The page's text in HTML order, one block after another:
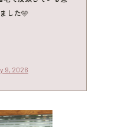
した🩵
9, 2026